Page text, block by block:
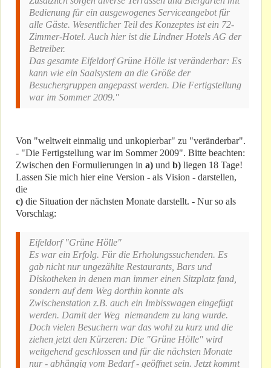
Bedienung für ein ausgewogenes Serviceangebot für
alle Gäste. Wesentlicher Teil des Konzeptes ist ein 72-
Zimmer-Hotel. Auch hier ist die Lindner Hotels AG der
Betreiber.
Das gesamte Eifeldorf Grüne Hölle ist veränderbar: Es
kann wie ein Saalsystem an die Größe der
Besuchergruppen angepasst werden. Die Fertigstellung
war im Sommer 2009."
Von "weltweit einmalig und unkopierbar" zu "veränderbar".
- "Die Fertigstellung war im Sommer 2009". Bitte beachten:
Zwischen den Formulierungen in a) und b) liegen 18 Tage!
Lassen Sie mich hier eine Version - als Vision - darstellen,
die
c) die Situation der nächsten Monate darstellt. - Nur so als
Vorschlag:
Eifeldorf "Grüne Hölle"
Es war ein Erfolg. Für die Erholungssuchenden. Es
gab nicht nur ungezählte Restaurants, Bars und
Diskotheken in denen man immer einen Sitzplatz fand,
sondern auf dem Weg dorthin konnte als
Zwischenstation z.B. auch ein Imbisswagen eingefügt
werden. Damit der Weg niemandem zu lang wurde.
Doch vielen Besuchern war das wohl zu kurz und die
ziehen jetzt den Kürzeren: Die "Grüne Hölle" wird
weitgehend geschlossen und für die nächsten Monate
nur - abhängig vom Bedarf - geöffnet sein. Jetzt kommt